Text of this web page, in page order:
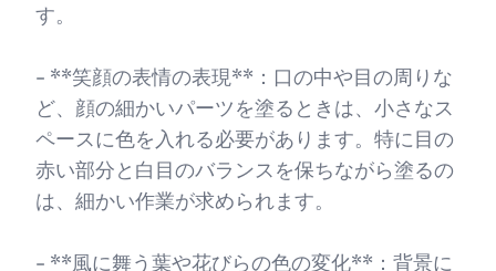
す。
- **笑顔の表情の表現**：口の中や目の周りな
ど、顔の細かいパーツを塗るときは、小さなス
ペースに色を入れる必要があります。特に目の
赤い部分と白目のバランスを保ちながら塗るの
は、細かい作業が求められます。
- **風に舞う葉や花びらの色の変化**：背景に